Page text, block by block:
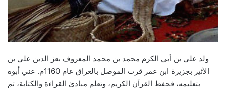
ولد علي بن أبي الكرم محمد بن محمد المعروف بعز الدين علي بن
الأثير بجزيرة ابن عمر قرب الموصل بالعراق عام 1160م. عني أبوه
بتعليمه، فحفظ القرآن الكريم، وتعلم مبادئ القراءة والكتابة، ثم